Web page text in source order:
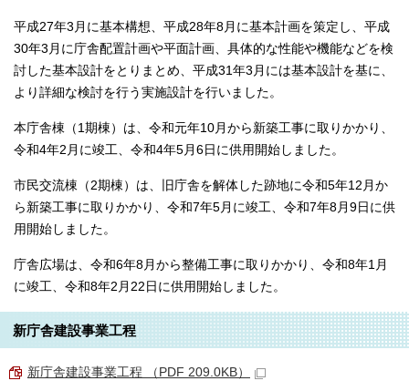
平成27年3月に基本構想、平成28年8月に基本計画を策定し、平成
30年3月に庁舎配置計画や平面計画、具体的な性能や機能などを検
討した基本設計をとりまとめ、平成31年3月には基本設計を基に、
より詳細な検討を行う実施設計を行いました。
本庁舎棟（1期棟）は、令和元年10月から新築工事に取りかかり、
令和4年2月に竣工、令和4年5月6日に供用開始しました。
市民交流棟（2期棟）は、旧庁舎を解体した跡地に令和5年12月か
ら新築工事に取りかかり、令和7年5月に竣工、令和7年8月9日に供
用開始しました。
庁舎広場は、令和6年8月から整備工事に取りかかり、令和8年1月
に竣工、令和8年2月22日に供用開始しました。
新庁舎建設事業工程
新庁舎建設事業工程 （PDF 209.0KB）